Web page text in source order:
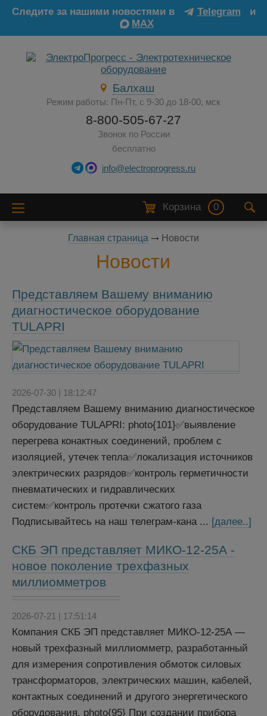
Следите за нашими новостями в Telegram
и
MAX
Балхаш
Режим работы: Пн-Пт, с 9-30 до 18-00, мск
8-800-505-67-27
Звонок по России
бесплатно
info@electroprogress.ru
Корзина 0
Главная страница Новости
Новости
Представляем Вашему вниманию
диагностическое оборудование
TULAPRI
2026-07-30 | 18:12:47
Представляем Вашему вниманию диагностическое
оборудование TULAPRI: photo{101}✅выявление
перегрева конактных соединений, проблем с
изоляцией, утечек тепла✅локализация источников
электрических разрядов✅контроль герметичности
пневматических и гидравлических
систем✅контроль протечки сжатого газа
Подписывайтесь на наш телеграм-кана ... [далее..]
СКБ ЭП представляет МИКО-12-25А -
новое поколение трехфазных
миллиомметров
2026-07-21 | 17:51:14
Компания СКБ ЭП представляет МИКО-12-25А —
новый трехфазный миллиомметр, разработанный
для измерения сопротивления обмоток силовых
трансформаторов, электрических машин, кабелей,
контактных соединений и другого энергетического
оборудования. photo{95} При создании прибора